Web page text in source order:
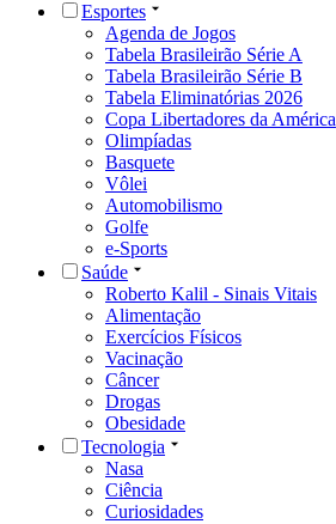
Esportes
Agenda de Jogos
Tabela Brasileirão Série A
Tabela Brasileirão Série B
Tabela Eliminatórias 2026
Copa Libertadores da América
Olimpíadas
Basquete
Vôlei
Automobilismo
Golfe
e-Sports
Saúde
Roberto Kalil - Sinais Vitais
Alimentação
Exercícios Físicos
Vacinação
Câncer
Drogas
Obesidade
Tecnologia
Nasa
Ciência
Curiosidades